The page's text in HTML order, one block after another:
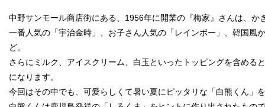
中野サンモール商店街にある、1956年に開業の『梅家』さんは、か
一番人気の「宇治金時」、お子さん人気の「レインボー」、韓国風
ど。
さらにミルク、アイスクリーム、白玉といったトッピングを含める
になります。
今回はその中でも、可愛らしくて暑い夏にピッタリな「白熊くん」